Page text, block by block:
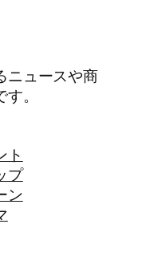
ニュースや商
。
ト
プ
ン